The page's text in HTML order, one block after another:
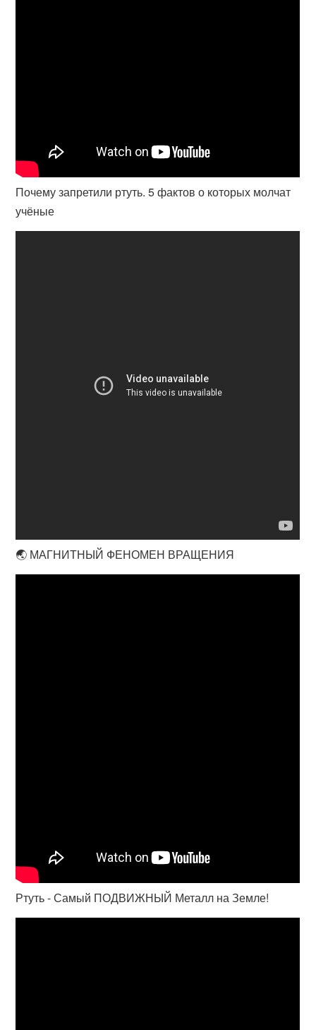
Почему запретили ртуть. 5 фактов о которых молчат
учёные
🌏 МАГНИТНЫЙ ФЕНОМЕН ВРАЩЕНИЯ
Ртуть - Самый ПОДВИЖНЫЙ Металл на Земле!